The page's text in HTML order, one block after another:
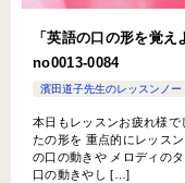
「英語の口の形を覚
no0013-­0084
濱田道子先生のレッスンノー
本日もレッスンお疲れ様
たの形を 重点的にレッス
の口の動きや メロディの
口の動きやし […]